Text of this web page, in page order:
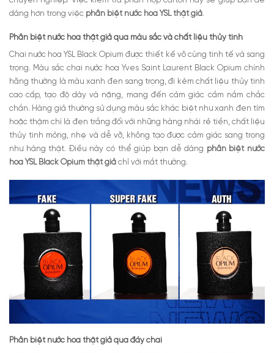
dàng hơn trong việc phân biệt nước hoa YSL thật giả.
Phân biệt nước hoa thật giả qua màu sắc và chất liệu thủy tinh
Chai nước hoa YSL Black Opium được thiết kế vô cùng tinh tế và sang
trọng. Màu sắc chai nước hoa Yves Saint Laurent Black Opium chính
hãng thường là màu xanh đen sang trọng, đi kèm chất liệu thủy tinh
cao cấp, tạo độ dày và nặng, mang đến cảm giác cầm nắm chắc
chắn. Hàng giả thường sử dụng màu sắc khác biệt như xanh đen tím
hoặc thậm chí là đen trắng đối với những hàng nhái rẻ tiền, chất liệu
thủy tinh mỏng, nhẹ và dễ vỡ, không tạo được cảm giác sang trọng
như hàng thật. Điều này có thể giúp bạn dễ dàng phân biệt nước
hoa YSL Black Opium thật giả chỉ với mắt thường.
Phân biệt nước hoa thật giả qua đáy chai